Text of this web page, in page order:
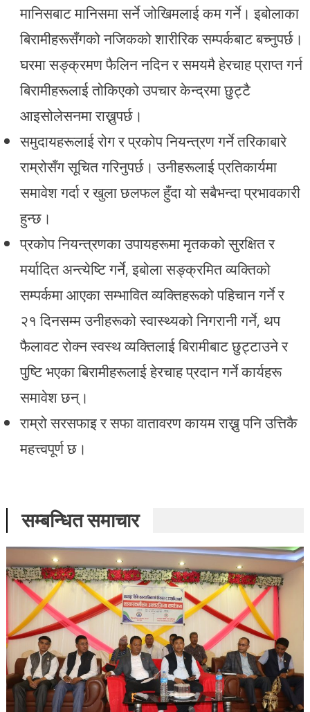
मानिसबाट मानिसमा सर्ने जोखिमलाई कम गर्ने। इबोलाका
बिरामीहरूसँगको नजिकको शारीरिक सम्पर्कबाट बच्नुपर्छ।
घरमा सङ्क्रमण फैलिन नदिन र समयमै हेरचाह प्राप्त गर्न
बिरामीहरूलाई तोकिएको उपचार केन्द्रमा छुट्टै
आइसोलेसनमा राख्नुपर्छ।
समुदायहरूलाई रोग र प्रकोप नियन्त्रण गर्ने तरिकाबारे
राम्रोसँग सूचित गरिनुपर्छ। उनीहरूलाई प्रतिकार्यमा
समावेश गर्दा र खुला छलफल हुँदा यो सबैभन्दा प्रभावकारी
हुन्छ।
प्रकोप नियन्त्रणका उपायहरूमा मृतकको सुरक्षित र
मर्यादित अन्त्येष्टि गर्ने, इबोला सङ्क्रमित व्यक्तिको
सम्पर्कमा आएका सम्भावित व्यक्तिहरूको पहिचान गर्ने र
२१ दिनसम्म उनीहरूको स्वास्थ्यको निगरानी गर्ने, थप
फैलावट रोक्न स्वस्थ व्यक्तिलाई बिरामीबाट छुट्टाउने र
पुष्टि भएका बिरामीहरूलाई हेरचाह प्रदान गर्ने कार्यहरू
समावेश छन्।
राम्रो सरसफाइ र सफा वातावरण कायम राख्नु पनि उत्तिकै
महत्त्वपूर्ण छ।
सम्बन्धित समाचार